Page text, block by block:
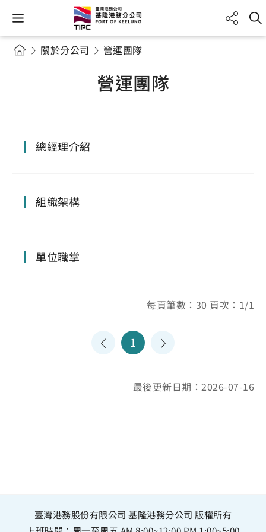
關於分公司 營運團隊
營運團隊
總經理介紹
組織架構
單位職掌
每頁筆數：30 頁次：1/1
1
最後更新日期：2026-07-16
臺灣港務股份有限公司 基隆港務分公司 版權所有